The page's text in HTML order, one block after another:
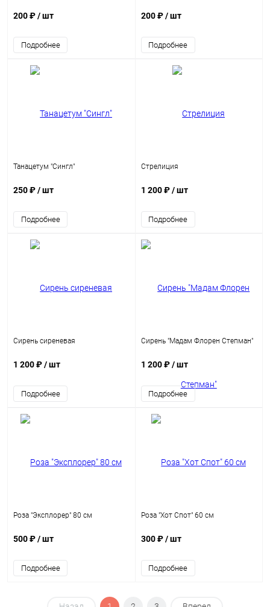
200 ₽/ шт
Подробнее
200 ₽/ шт
Подробнее
Танацетум "Сингл"
250 ₽/ шт
Подробнее
Стрелиция
1 200 ₽/ шт
Подробнее
Сирень сиреневая
1 200 ₽/ шт
Подробнее
Сирень "Мадам Флорен Степман"
1 200 ₽/ шт
Подробнее
Роза "Эксплорер" 80 см
500 ₽/ шт
Подробнее
Роза "Хот Спот" 60 см
300 ₽/ шт
Подробнее